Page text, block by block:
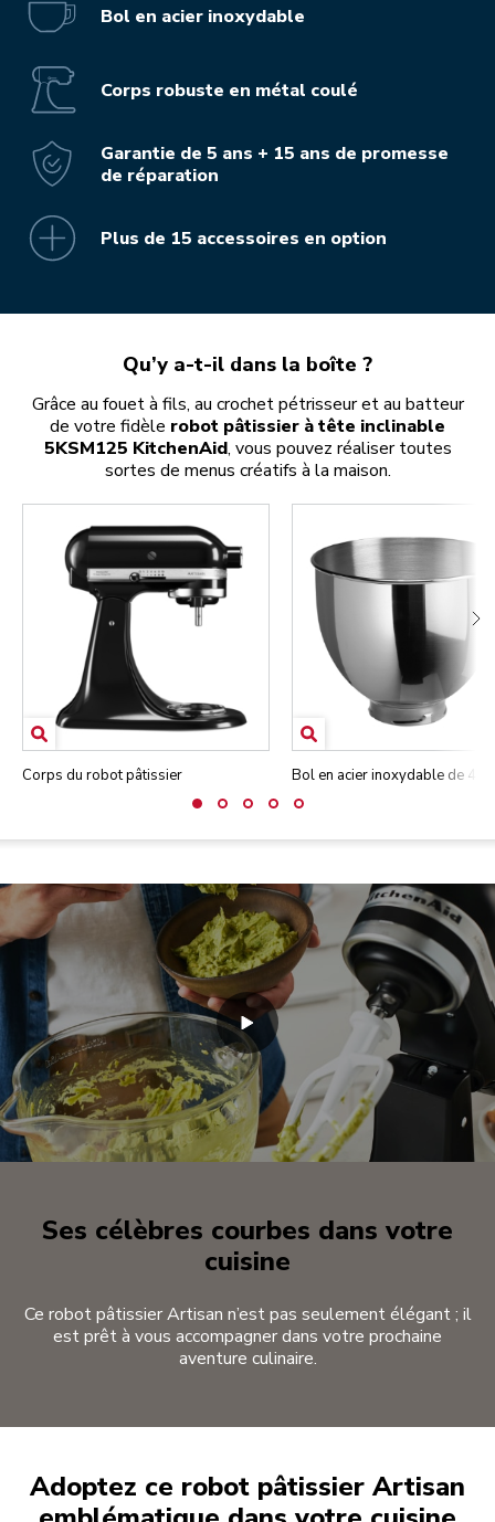
Bol en acier inoxydable
Corps robuste en métal coulé
Garantie de 5 ans + 15 ans de promesse
de réparation
Plus de 15 accessoires en option
Qu’y a-t-il dans la boîte ?
Grâce au fouet à fils, au crochet pétrisseur et au batteur
de votre fidèle robot pâtissier à tête inclinable
5KSM125 KitchenAid, vous pouvez réaliser toutes
sortes de menus créatifs à la maison.
Corps du robot pâtissier Bol en acier inoxydable de 4,7
Ses célèbres courbes dans votre
cuisine
Ce robot pâtissier Artisan n’est pas seulement élégant ; il
est prêt à vous accompagner dans votre prochaine
aventure culinaire.
Adoptez ce robot pâtissier Artisan